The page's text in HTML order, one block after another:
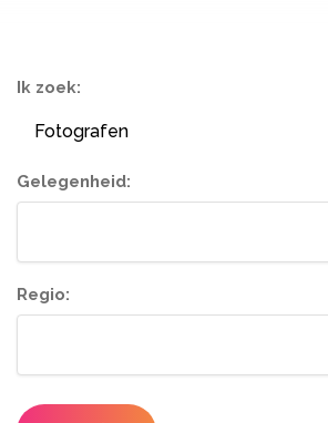
Ik zoek:
Fotografen
Tenten
Wc wagen
Make-up artist
Gelegenheid:
Regio: